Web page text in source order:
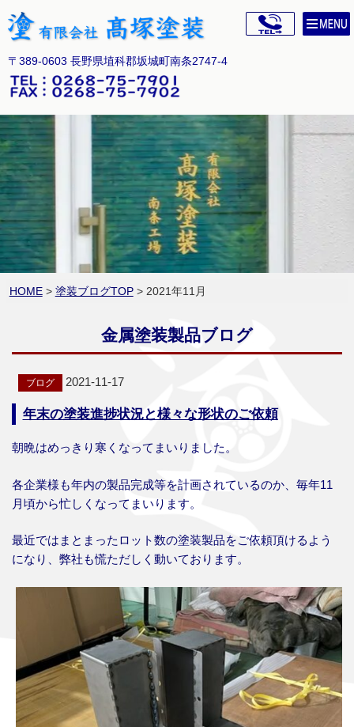
〒389-0603 長野県埴科郡坂城町南条2747-4
HOME> 塗装ブログTOP> 2021年11月
金属塗装製品ブログ
2021-11-17
年末の塗装進捗状況と様々な形状のご依頼
朝晩はめっきり寒くなってまいりました。
各企業様も年内の製品完成等を計画されているのか、毎年11
月頃から忙しくなってまいります。
最近ではまとまったロット数の塗装製品をご依頼頂けるよう
になり、弊社も慌ただしく動いております。